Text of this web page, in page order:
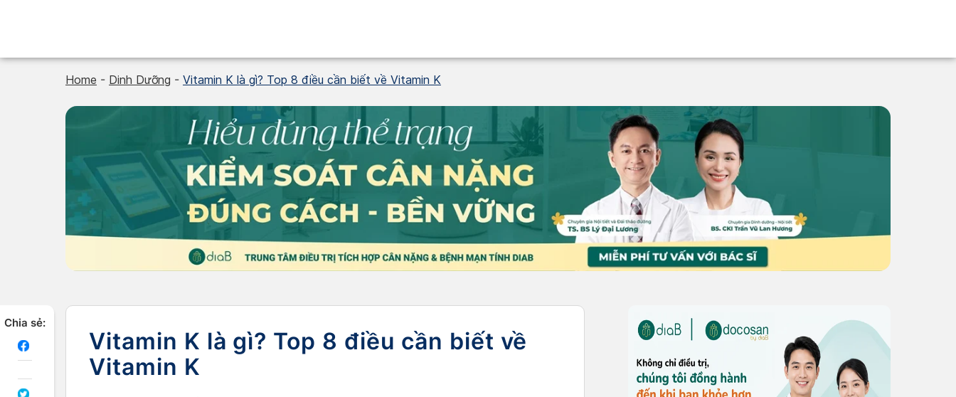
Home - Dinh Dưỡng - Vitamin K là gì? Top 8 điều cần biết về Vitamin K
Chia sẻ:
Vitamin K là gì? Top 8 điều cần biết về
Vitamin K